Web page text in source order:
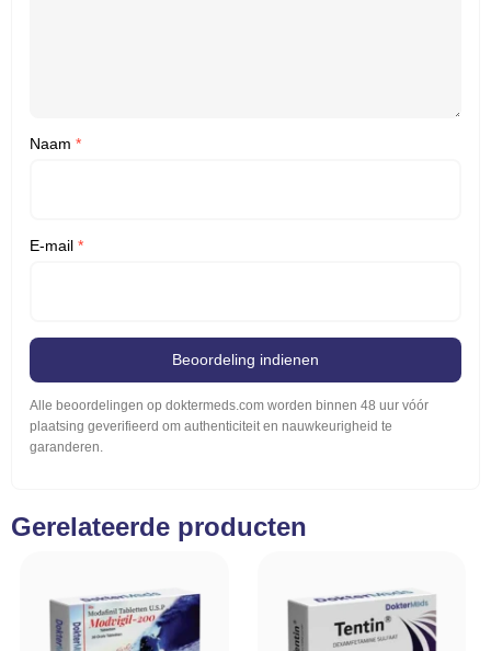
Naam *
E-mail *
Beoordeling indienen
Alle beoordelingen op doktermeds.com worden binnen 48 uur vóór
plaatsing geverifieerd om authenticiteit en nauwkeurigheid te
garanderen.
Gerelateerde producten